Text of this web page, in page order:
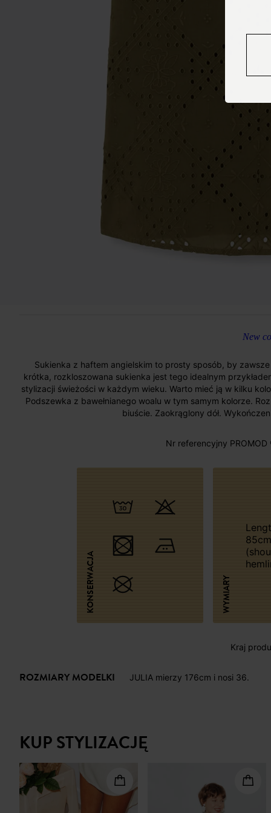
New
Sukienka z haftem angielskim to prosty sposób, by
krótka, rozkloszowana sukienka jest tego idealnym
stylizacji świeżości w każdym wieku. Warto mieć ją w kilku
Podszewka z bawełnianego woalu w tym samym kolorze.
biuście. Zaokrąglony dół.
Nr referencyjny
KONSERWACJA WYMIARY
Length approx
85cm
Kraj
ROZMIARY MODELKI JULIA mierzy 176cm i nosi 36.
KUP STYLIZACJĘ